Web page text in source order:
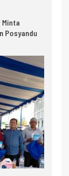
Minta
Posyandu